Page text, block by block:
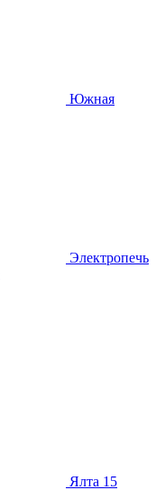
Южная
Электропечь
Ялта 15